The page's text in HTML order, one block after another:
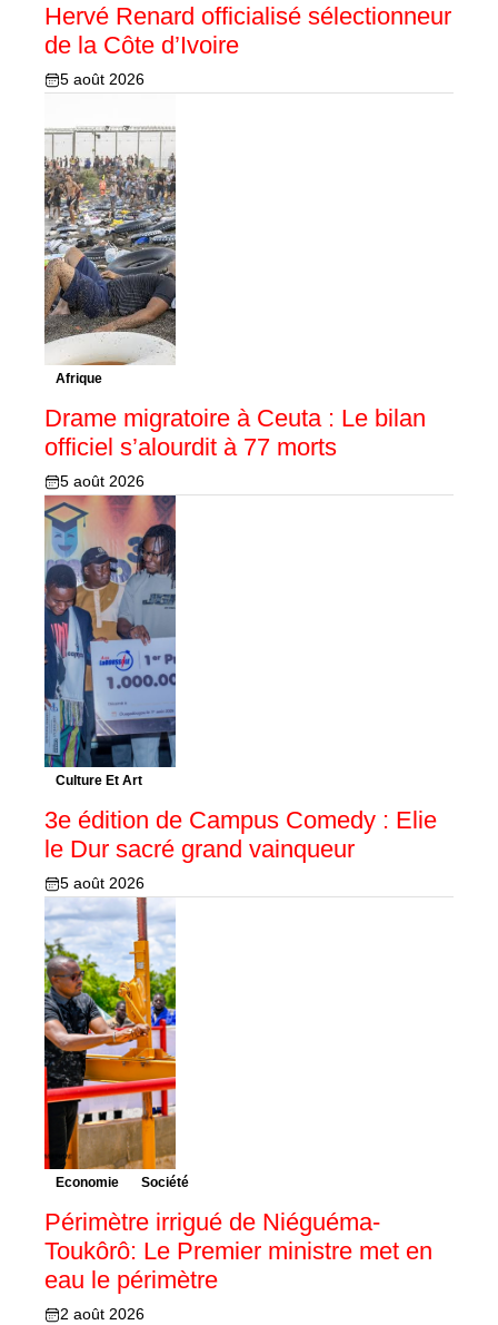
Hervé Renard officialisé sélectionneur
de la Côte d’Ivoire
5 août 2026
Afrique
Drame migratoire à Ceuta : Le bilan
officiel s’alourdit à 77 morts
5 août 2026
Culture Et Art
3e édition de Campus Comedy : Elie
le Dur sacré grand vainqueur
5 août 2026
Economie Société
Périmètre irrigué de Niéguéma-
Toukôrô: Le Premier ministre met en
eau le périmètre
2 août 2026